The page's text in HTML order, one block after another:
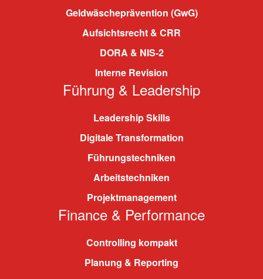
Geldwäscheprävention (GwG)
Aufsichtsrecht & CRR
DORA & NIS-2
Interne Revision
Führung & Leadership
Leadership Skills
Digitale Transformation
Führungstechniken
Arbeitstechniken
Projektmanagement
Finance & Performance
Controlling kompakt
Planung & Reporting